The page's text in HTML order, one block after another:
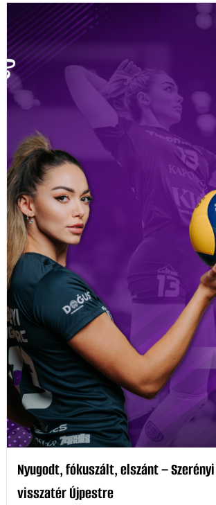
Nyugodt, fókuszált, elszánt –
visszatér Újpestre